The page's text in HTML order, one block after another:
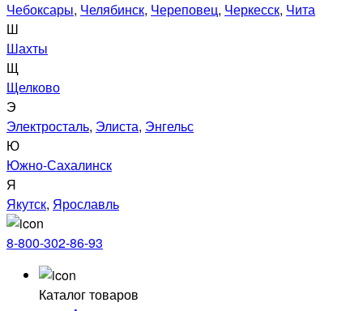
Чебоксары, Челябинск, Череповец, Черкесск, Чита
Ш
Шахты
Щ
Щелково
Э
Электросталь, Элиста, Энгельс
Ю
Южно-Сахалинск
Я
Якутск, Ярославль
8-800-302-86-93
Каталог товаров